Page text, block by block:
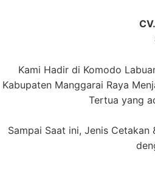
Kami Hadir di Komodo
Kabupaten Manggarai Raya
Tertua yang
Sampai Saat ini, Jenis